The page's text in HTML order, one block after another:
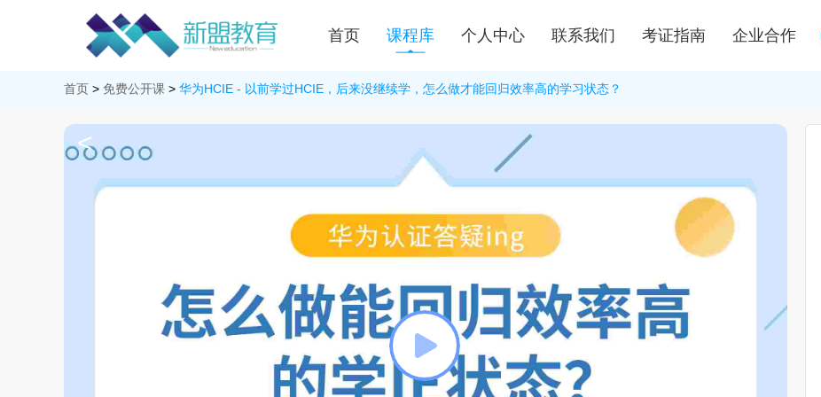
首页 课程库 个人中心 联系我们 考证指南 企业合作
首页 > 免费公开课 > 华为HCIE - 以前学过HCIE，后来没继续学，怎么做才能回归效率高的学习状态？
<